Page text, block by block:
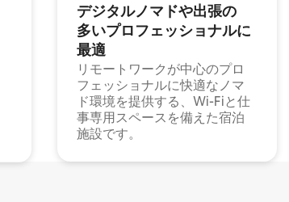
デジタルノマドや出⁠張⁠の
多⁠いプ⁠ロ⁠フ⁠ェ⁠ッ⁠シ⁠ョ⁠ナ⁠ル⁠に
最⁠適
リモートワークが中心のプロ
フェッショナルに快適なノマ
ド環境を提供する、Wi-Fiと仕
事専用スペースを備えた宿泊
施設です。